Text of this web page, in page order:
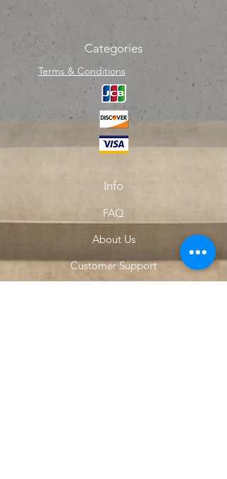
Categories
Terms & Conditions
Info
FAQ
About Us
Customer Support